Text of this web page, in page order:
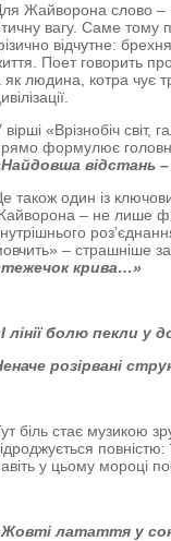
Жайворона слово –
вагу. Саме тому
відчутне:
Поет говорить
як людина, котра чує
вірші «Врізнобіч
формулює
відстань
також один із
– не лише
– страшніше
крива…»
лінії болю пекли у
розірвані
біль стає музикою
повністю:
у цьому мороці
латаття у